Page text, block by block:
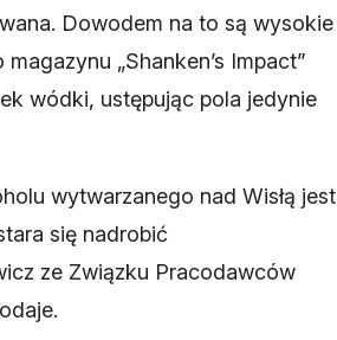
Dowodem na to są wysokie
„Shanken’s Impact”
wódki, ustępując pola jedynie
wytwarzanego nad Wisłą jest
się nadrobić
ze Związku Pracodawców